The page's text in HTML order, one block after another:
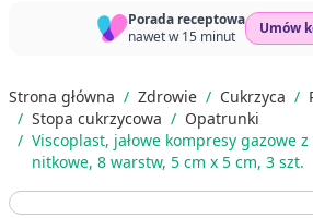
Porada receptowa
nawet w 15 minut
Umów
Strona główna / Zdrowie / Cukrzyca /
/ Stopa cukrzycowa / Opatrunki
/ Viscoplast, jałowe kompresy gazowe
nitkowe, 8 warstw, 5 cm x 5 cm, 3 szt.